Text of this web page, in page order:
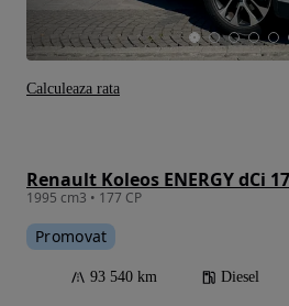
1995 cm3 • 177 CP
Promovat
93 540 km Diesel
Calculeaza rata